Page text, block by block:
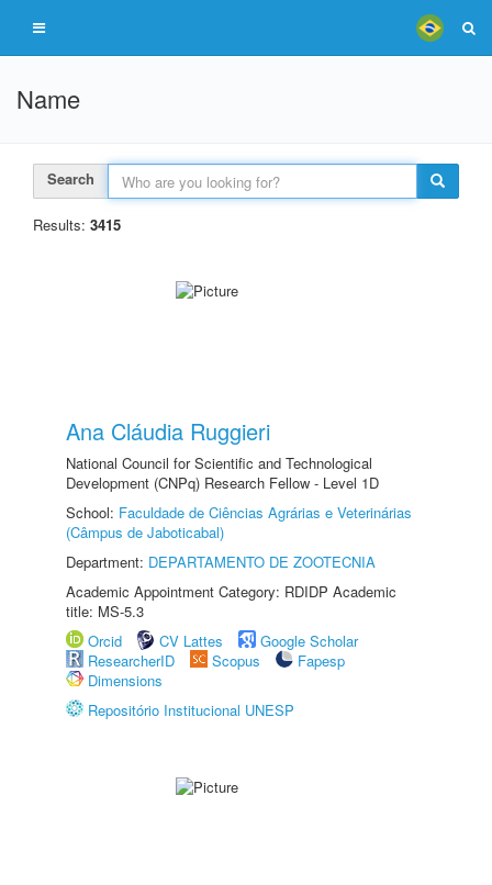
Name
Search
Results: 3415
Ana Cláudia Ruggieri
National Council for Scientific and Technological
Development (CNPq) Research Fellow - Level 1D
School: Faculdade de Ciências Agrárias e Veterinárias
(Câmpus de Jaboticabal)
Department: DEPARTAMENTO DE ZOOTECNIA
Academic Appointment Category: RDIDP Academic
title: MS-5.3
Orcid
CV Lattes
Google Scholar
ResearcherID
Scopus
Fapesp
Dimensions
Repositório Institucional UNESP